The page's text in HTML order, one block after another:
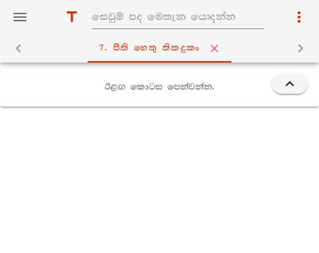
7. පීති හෙතු තිකදුකං
ඊළඟ කොටස පෙන්වන්න.